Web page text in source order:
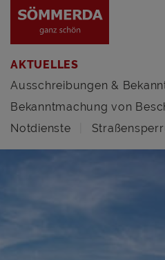
AKTUELLES
Ausschreibungen &
Bekanntmachung von
Notdienste